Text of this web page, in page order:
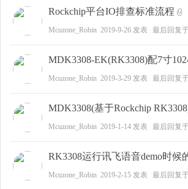
Rockchip平台IO排查标准流程
Mcuzone_Robin 2019-9-26 发表 最后回复
MDK3308-EK(RK3308)配7寸
Mcuzone_Robin 2019-3-29 发表 最后回复
MDK3308(基于Rockchip
Mcuzone_Robin 2019-1-14 发表 最后回复
RK3308运行讯飞语音demo时候
Mcuzone_Robin 2019-2-15 发表 最后回复